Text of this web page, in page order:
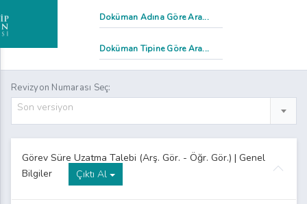
Evrakı ve Ders Değerlendirme Raporları Teslim Tutanağı
Başvuru Formu
Meslek Yüksekokulu Staj Değerlendirme Formu
Revizyon Numarası Seç:
Son versiyon
Görev Süre Uzatma Talebi (Arş. Gör. - Öğr. Gör.) | Genel
Bilgiler
Çıktı Al